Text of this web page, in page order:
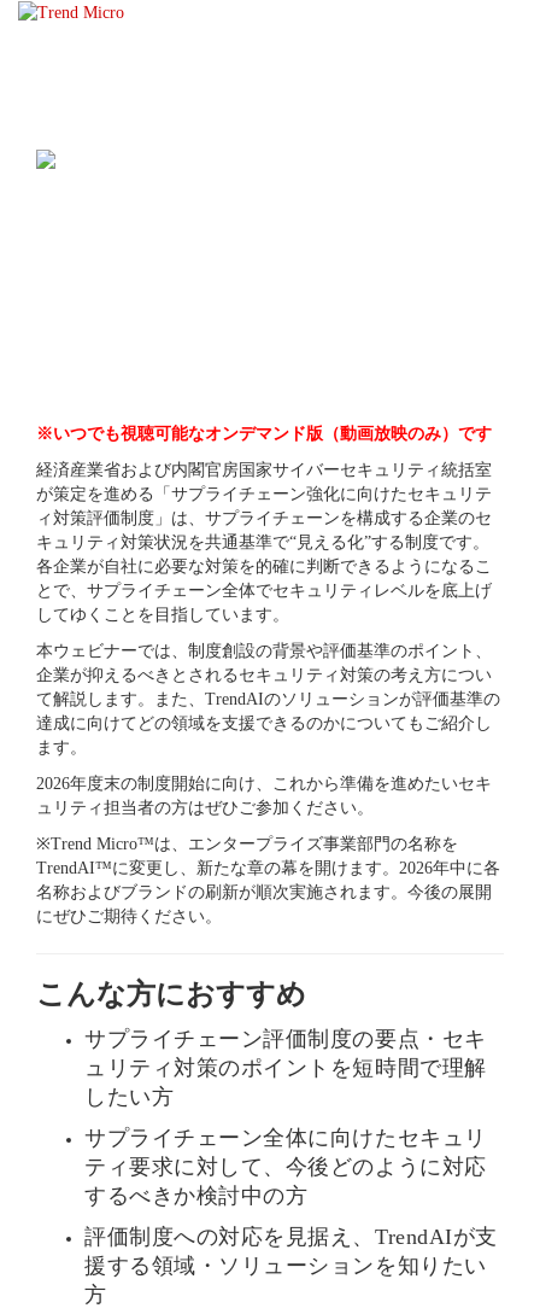
ォ
ー
※いつでも視聴可能なオンデマンド版（動画放映のみ）です
経済産業省および内閣官房国家サイバーセキュリティ統括室
が策定を進める「サプライチェーン強化に向けたセキュリテ
ィ対策評価制度」は、サプライチェーンを構成する企業のセ
キュリティ対策状況を共通基準で“見える化”する制度です。
各企業が自社に必要な対策を的確に判断できるようになるこ
とで、サプライチェーン全体でセキュリティレベルを底上げ
してゆくことを目指しています。
本ウェビナーでは、制度創設の背景や評価基準のポイント、
企業が抑えるべきとされるセキュリティ対策の考え方につい
て解説します。また、TrendAIのソリューションが評価基準の
達成に向けてどの領域を支援できるのかについてもご紹介し
ます。
2026年度末の制度開始に向け、これから準備を進めたいセキ
ュリティ担当者の方はぜひご参加ください。
※Trend Micro™は、エンタープライズ事業部門の名称を
TrendAI™に変更し、新たな章の幕を開けます。2026年中に各
名称およびブランドの刷新が順次実施されます。今後の展開
にぜひご期待ください。
こんな方におすすめ
サプライチェーン評価制度の要点・セキ
ュリティ対策のポイントを短時間で理解
したい方
サプライチェーン全体に向けたセキュリ
ティ要求に対して、今後どのように対応
するべきか検討中の方
評価制度への対応を見据え、TrendAIが支
援する領域・ソリューションを知りたい
方